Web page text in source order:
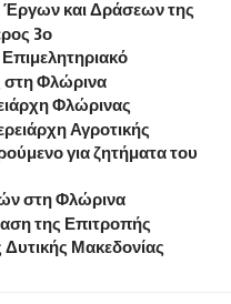
και Δράσεων της
3ο
στη Φλώρινα
Φλώρινας
Αγροτικής
για ζητήματα του
στη Φλώρινα
της Επιτροπής
Δυτικής Μακεδονίας